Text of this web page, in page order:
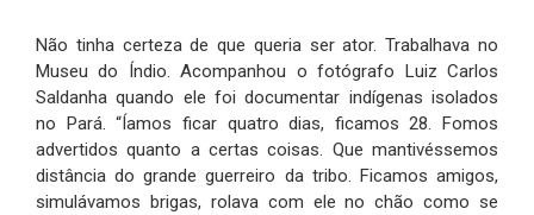
Não tinha certeza de que queria ser ator. Trabalhava no
Museu do Índio. Acompanhou o fotógrafo Luiz Carlos
Saldanha quando ele foi documentar indígenas isolados
no Pará. “Íamos ficar quatro dias, ficamos 28. Fomos
advertidos quanto a certas coisas. Que mantivéssemos
distância do grande guerreiro da tribo. Ficamos amigos,
simulávamos brigas, rolava com ele no chão como se